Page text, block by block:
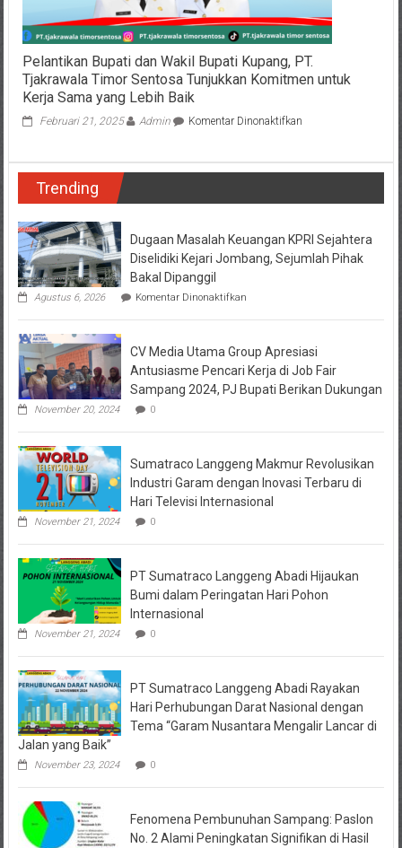
2025
Pelantikan Bupati dan Wakil Bupati Kupang, PT.
Tjakrawala Timor Sentosa Tunjukkan Komitmen untuk
Kerja Sama yang Lebih Baik
Februari 21, 2025 Admin Komentar Dinonaktifkanpada
PT.
Tjakrawala
Timor
Kerja
yang
Lebih
Trending
Dugaan Masalah Keuangan KPRI Sejahtera
Diselidiki Kejari Jombang, Sejumlah Pihak
Bakal Dipanggil
Agustus 6, 2026 Komentar Dinonaktifkanpada
Masalah
KPRI
Sejahtera
Diselidiki
Kejari
Pihak
Dipanggil
CV Media Utama Group Apresiasi
Antusiasme Pencari Kerja di Job Fair
Sampang 2024, PJ Bupati Berikan Dukungan
November 20, 2024 0
Sumatraco Langgeng Makmur Revolusikan
Industri Garam dengan Inovasi Terbaru di
Hari Televisi Internasional
November 21, 2024 0
PT Sumatraco Langgeng Abadi Hijaukan
Bumi dalam Peringatan Hari Pohon
Internasional
November 21, 2024 0
PT Sumatraco Langgeng Abadi Rayakan
Hari Perhubungan Darat Nasional dengan
Tema “Garam Nusantara Mengalir Lancar di
Jalan yang Baik”
November 23, 2024 0
Fenomena Pembunuhan Sampang: Paslon
No. 2 Alami Peningkatan Signifikan di Hasil